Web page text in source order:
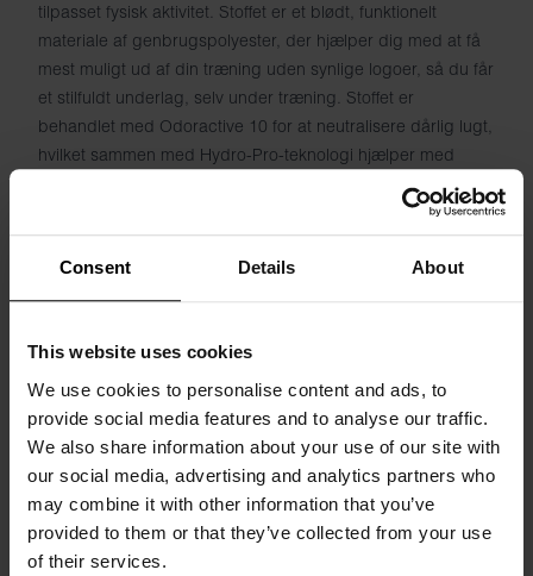
Consent Details About
This website uses cookies
We use cookies to personalise content and ads, to
provide social media features and to analyse our traffic.
We also share information about your use of our site with
our social media, advertising and analytics partners who
may combine it with other information that you’ve
provided to them or that they’ve collected from your use
of their services.
tilpasset fysisk aktivitet. Stoffet er et blødt, funktionelt
materiale af genbrugspolyester, der hjælper dig med at få
mest muligt ud af din træning uden synlige logoer, så du får
et stilfuldt underlag, selv under træning. Stoffet er
behandlet med Odoractive 10 for at neutralisere dårlig lugt,
hvilket sammen med Hydro-Pro-teknologi hjælper med
hurtigt at transportere fugt væk fra huden for en frisk
Materiale: 90% genbrugspolyester, 10% elastan
Specifikation
Størrelsesguide
Vaskeanvisninger